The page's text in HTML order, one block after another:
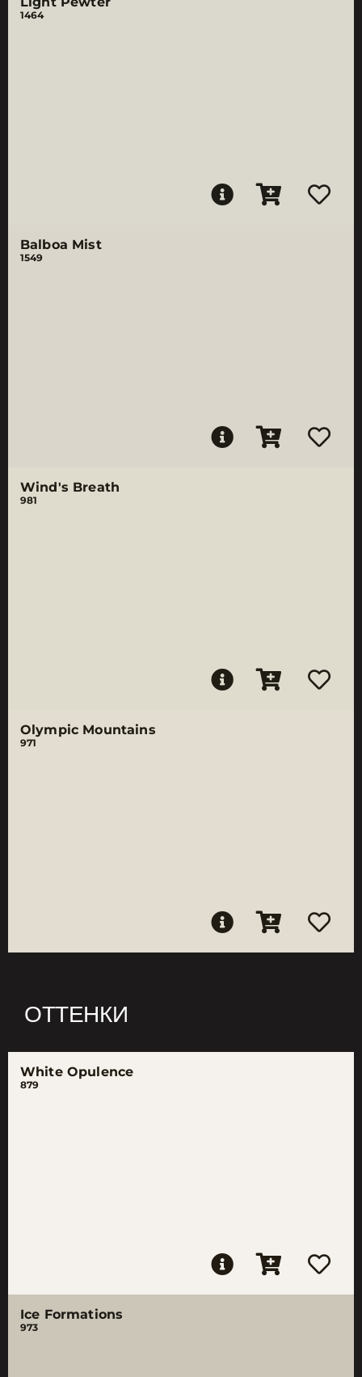
1464
Balboa Mist
1549
Wind's Breath
981
Olympic Mountains
971
ОТТЕНКИ
White Opulence
879
Ice Formations
973